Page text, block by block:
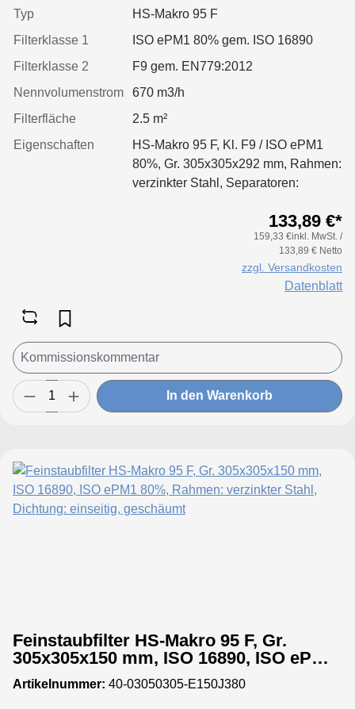
Typ
HS-Makro 95 F
Filterklasse 1
ISO ePM1 80% gem. ISO 16890
Filterklasse 2
F9 gem. EN779:2012
Nennvolumenstrom
670 m3/h
Filterfläche
2.5 m²
Eigenschaften
HS-Makro 95 F, Kl. F9 / ISO ePM1
80%, Gr. 305x305x292 mm, Rahmen:
verzinkter Stahl, Separatoren:
133,89 €*
159,33 €inkl. MwSt. /
133,89 € Netto
zzgl. Versandkosten
Datenblatt
In den Warenkorb
Feinstaubfilter HS-Makro 95 F, Gr.
305x305x150 mm, ISO 16890, ISO ePM1
80%, Rahmen: verzinkter Stahl,
Dichtung: einseitig, geschäumt
Artikelnummer: 40-03050305-E150J380